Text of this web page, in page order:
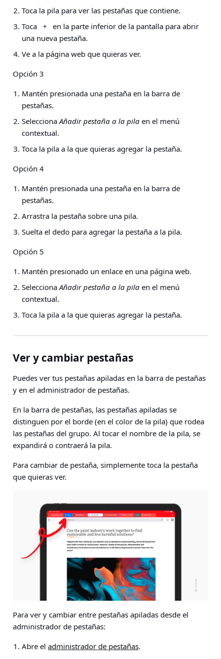
Toca la pila para ver las pestañas que contiene.
Toca
+
en la parte inferior de la pantalla para abrir
una nueva pestaña.
Ve a la página web que quieras ver.
Opción 3
Mantén presionada una pestaña en la barra de
pestañas.
Selecciona Añadir pestaña a la pila en el menú
contextual.
Toca la pila a la que quieras agregar la pestaña.
Opción 4
Mantén presionada una pestaña en la barra de
pestañas.
Arrastra la pestaña sobre una pila.
Suelta el dedo para agregar la pestaña a la pila.
Opción 5
Mantén presionado un enlace en una página web.
Selecciona Añadir pestaña a la pila en el menú
contextual.
Toca la pila a la que quieras agregar la pestaña.
Ver y cambiar pestañas
Puedes ver tus pestañas apiladas en la barra de pestañas
y en el administrador de pestañas.
En la barra de pestañas, las pestañas apiladas se
distinguen por el borde (en el color de la pila) que rodea
las pestañas del grupo. Al tocar el nombre de la pila, se
expandirá o contraerá la pila.
Para cambiar de pestaña, simplemente toca la pestaña
que quieras ver.
Para ver y cambiar entre pestañas apiladas desde el
administrador de pestañas:
Abre el administrador de pestañas.